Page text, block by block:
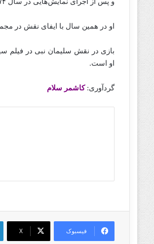
او در همین سال با ایفای نقش در
او است.
گردآوری: کاشمر سلام
فیسبوک X